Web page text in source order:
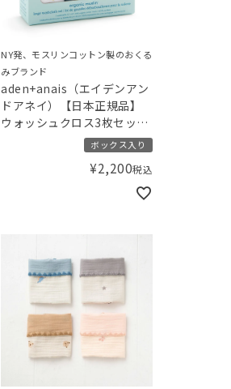
NY発、モスリンコットン製のおくる
みブランド
aden+anais（エイデンアン
ドアネイ）【日本正規品】
ウォッシュクロス3枚セット
スペース オーガニック
ボックス入り
¥2,200税込